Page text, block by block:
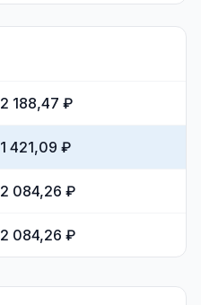
2 188,47 ₽
1 421,09 ₽
2 084,26 ₽
2 084,26 ₽